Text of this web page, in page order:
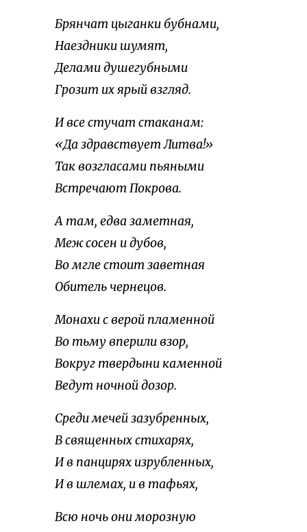
Брянчат цыганки бубнами,
Наездники шумят,
Делами душегубными
Грозит их ярый взгляд.
И все стучат стаканам:
«Да здравствует Литва!»
Так возгласами пьяными
Встречают Покрова.
А там, едва заметная,
Меж сосен и дубов,
Во мгле стоит заветная
Обитель чернецов.
Монахи с верой пламенной
Во тьму вперили взор,
Вокруг твердыни каменной
Ведут ночной дозор.
Среди мечей зазубренных,
В священных стихарях,
И в панцирях изрубленных,
И в шлемах, и в тафьях,
Всю ночь они морозную